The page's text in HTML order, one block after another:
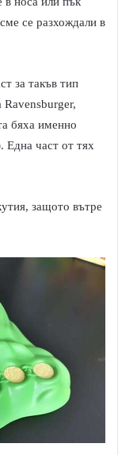
се разхождали в
за такъв тип
Ravensburger,
бяха именно
Една част от тях
защото вътре